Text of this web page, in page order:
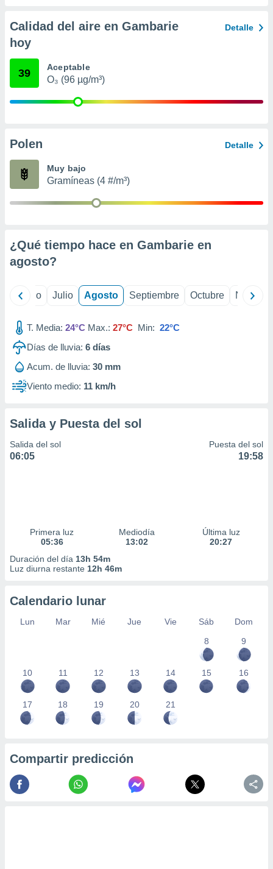
e
publicidad
1199
Calidad del aire en Gambarie
hoy
Detalle
39 Aceptable
O₃ (96 µg/m³)
Polen Detalle
Muy bajo
Gramíneas (4 #/m³)
¿Qué tiempo hace en Gambarie en
agosto?
Junio Julio Agosto Septiembre Octubre
T. Media: 24°C Max.: 27°C Min: 22°C
Días de lluvia: 6 días
Acum. de lluvia: 30 mm
Viento medio: 11 km/h
Salida y Puesta del sol
Salida del sol
06:05
Puesta del sol
19:58
Primera luz
05:36
Mediodía
13:02
Última luz
20:27
Duración del día 13h 54m
Luz diurna restante 12h 46m
Calendario lunar
Lun Mar Mié Jue Vie Sáb
Dom
8
9
10 11 12 13 14 15 16
17 18 19 20 21
Compartir predicción